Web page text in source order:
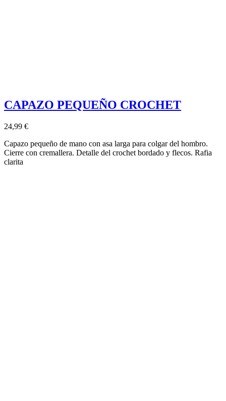
CAPAZO PEQUEÑO CROCHET
24,99 €
Capazo pequeño de mano con asa larga para colgar del hombro.
Cierre con cremallera. Detalle del crochet bordado y flecos. Rafia
clarita